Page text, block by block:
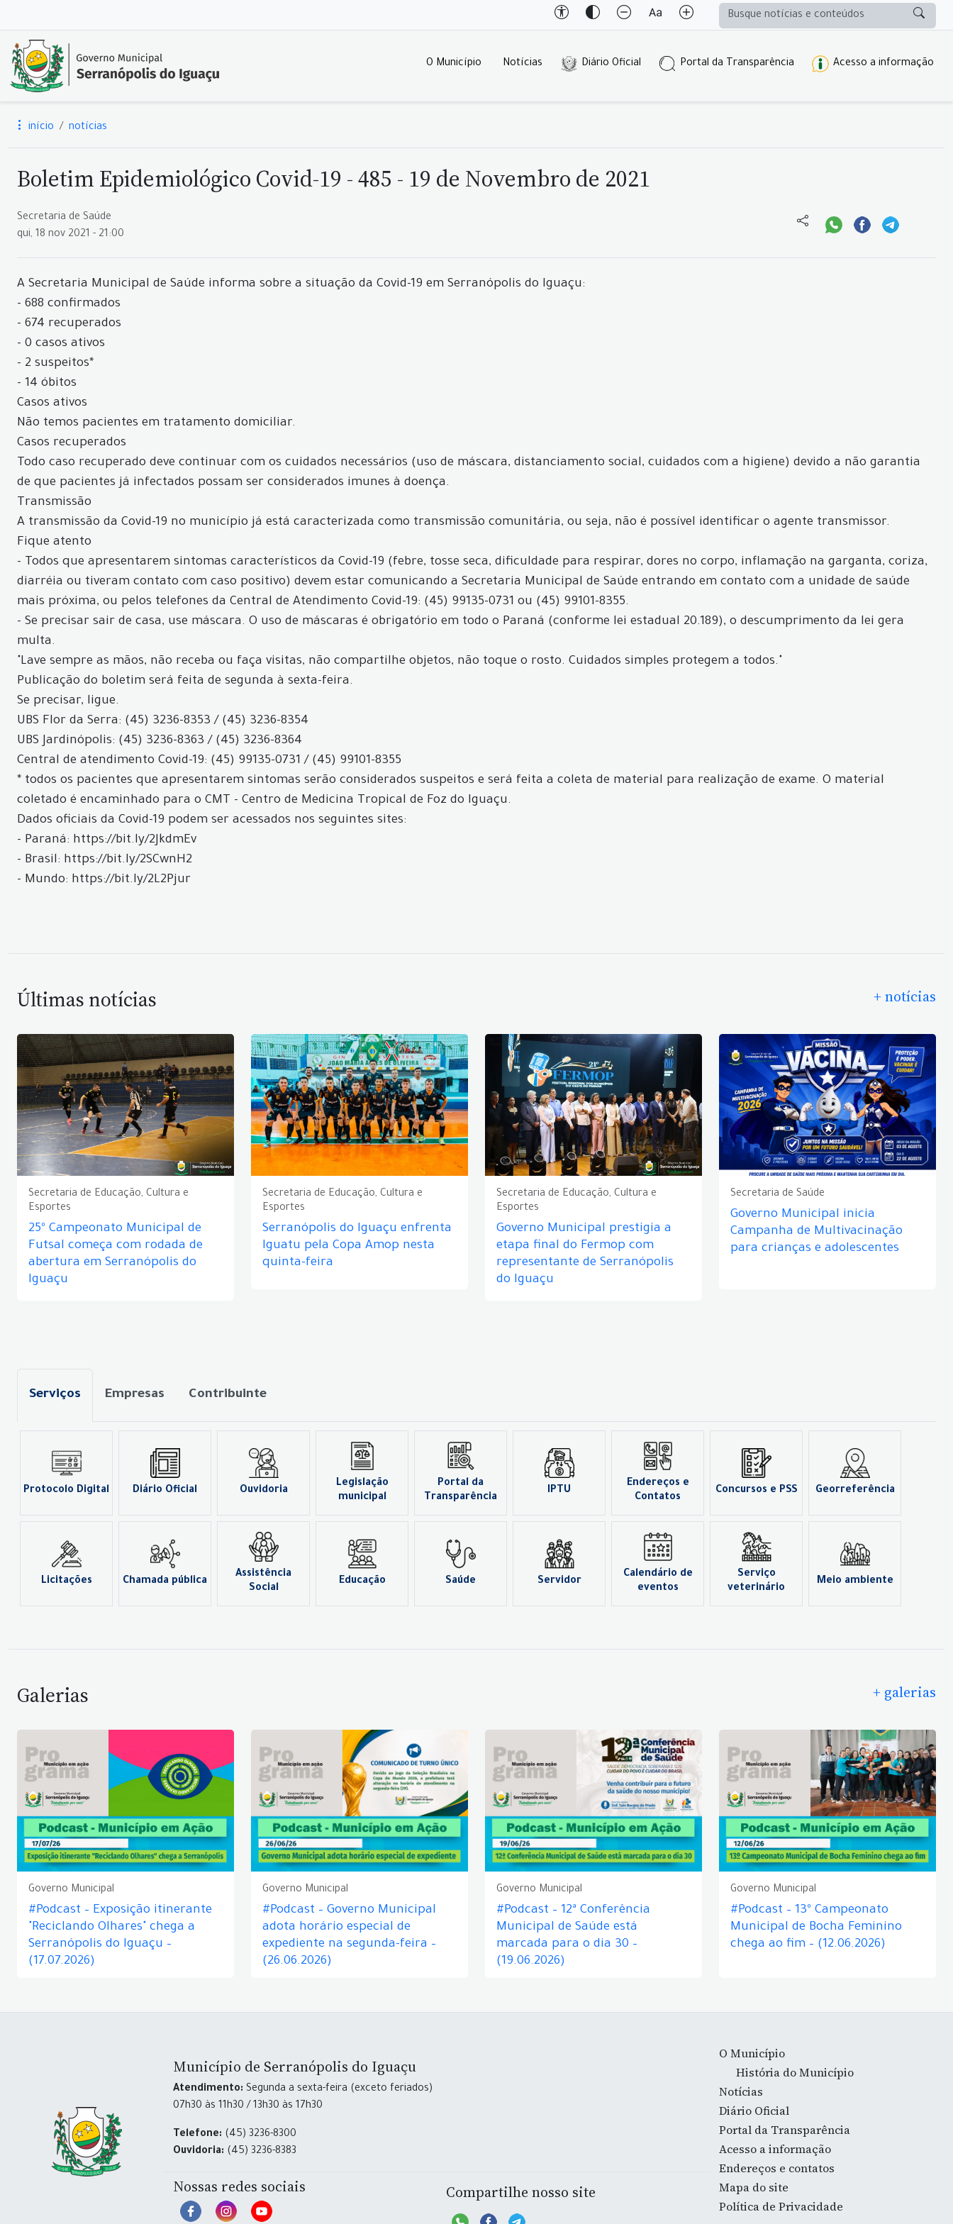
O Município Notícias Diário Oficial Portal da Transparência Acesso a informação
início notícias
Boletim Epidemiológico Covid-19 - 485 - 19 de Novembro de 2021
Secretaria de Saúde
qui, 18 nov 2021 - 21:00
A Secretaria Municipal de Saúde informa sobre a situação da Covid-19 em Serranópolis do Iguaçu:
- 688 confirmados
- 674 recuperados
- 0 casos ativos
- 2 suspeitos*
- 14 óbitos
Casos ativos
Não temos pacientes em tratamento domiciliar.
Casos recuperados
Todo caso recuperado deve continuar com os cuidados necessários (uso de máscara, distanciamento social, cuidados com a higiene) devido a não garantia
de que pacientes já infectados possam ser considerados imunes à doença.
Transmissão
A transmissão da Covid-19 no município já está caracterizada como transmissão comunitária, ou seja, não é possível identificar o agente transmissor.
Fique atento
- Todos que apresentarem sintomas característicos da Covid-19 (febre, tosse seca, dificuldade para respirar, dores no corpo, inflamação na garganta, coriza,
diarréia ou tiveram contato com caso positivo) devem estar comunicando a Secretaria Municipal de Saúde entrando em contato com a unidade de saúde
mais próxima, ou pelos telefones da Central de Atendimento Covid-19: (45) 99135-0731 ou (45) 99101-8355.
- Se precisar sair de casa, use máscara. O uso de máscaras é obrigatório em todo o Paraná (conforme lei estadual 20.189), o descumprimento da lei gera
multa.
"Lave sempre as mãos, não receba ou faça visitas, não compartilhe objetos, não toque o rosto. Cuidados simples protegem a todos."
Publicação do boletim será feita de segunda à sexta-feira.
Se precisar, ligue.
UBS Flor da Serra: (45) 3236-8353 / (45) 3236-8354
UBS Jardinópolis: (45) 3236-8363 / (45) 3236-8364
Central de atendimento Covid-19: (45) 99135-0731 / (45) 99101-8355
* todos os pacientes que apresentarem sintomas serão considerados suspeitos e será feita a coleta de material para realização de exame. O material
coletado é encaminhado para o CMT - Centro de Medicina Tropical de Foz do Iguaçu.
Dados oficiais da Covid-19 podem ser acessados nos seguintes sites:
- Paraná: https://bit.ly/2JkdmEv
- Brasil: https://bit.ly/2SCwnH2
- Mundo: https://bit.ly/2L2Pjur
Últimas notícias + notícias
Secretaria de Educação, Cultura e
Esportes
25º Campeonato Municipal de
Futsal começa com rodada de
abertura em Serranópolis do
Iguaçu
Secretaria de Educação, Cultura e
Esportes
Serranópolis do Iguaçu enfrenta
Iguatu pela Copa Amop nesta
quinta-feira
Secretaria de Educação, Cultura e
Esportes
Governo Municipal prestigia a
etapa final do Fermop com
representante de Serranópolis
do Iguaçu
Secretaria de Saúde
Governo Municipal inicia
Campanha de Multivacinação
para crianças e adolescentes
Serviços Empresas Contribuinte
Protocolo Digital Diário Oficial Ouvidoria
Legislação
municipal
Portal da
Transparência
IPTU
Endereços e
Contatos
Concursos e PSS Georreferência
Licitações Chamada pública
Assistência
Social
Educação Saúde Servidor
Calendário de
eventos
Serviço
veterinário
Meio ambiente
Galerias + galerias
Governo Municipal
#Podcast – Exposição itinerante
"Reciclando Olhares" chega a
Serranópolis do Iguaçu –
(17.07.2026)
Governo Municipal
#Podcast – Governo Municipal
adota horário especial de
expediente na segunda-feira –
(26.06.2026)
Governo Municipal
#Podcast – 12ª Conferência
Municipal de Saúde está
marcada para o dia 30 –
(19.06.2026)
Governo Municipal
#Podcast – 13º Campeonato
Municipal de Bocha Feminino
chega ao fim – (12.06.2026)
Município de Serranópolis do Iguaçu
Atendimento: Segunda a sexta-feira (exceto feriados)
07h30 às 11h30 / 13h30 às 17h30
Telefone: (45) 3236-8300
Ouvidoria: (45) 3236-8383
Nossas redes sociais Compartilhe nosso site
O Município
História do Município
Notícias
Diário Oficial
Portal da Transparência
Acesso a informação
Endereços e contatos
Mapa do site
Política de Privacidade